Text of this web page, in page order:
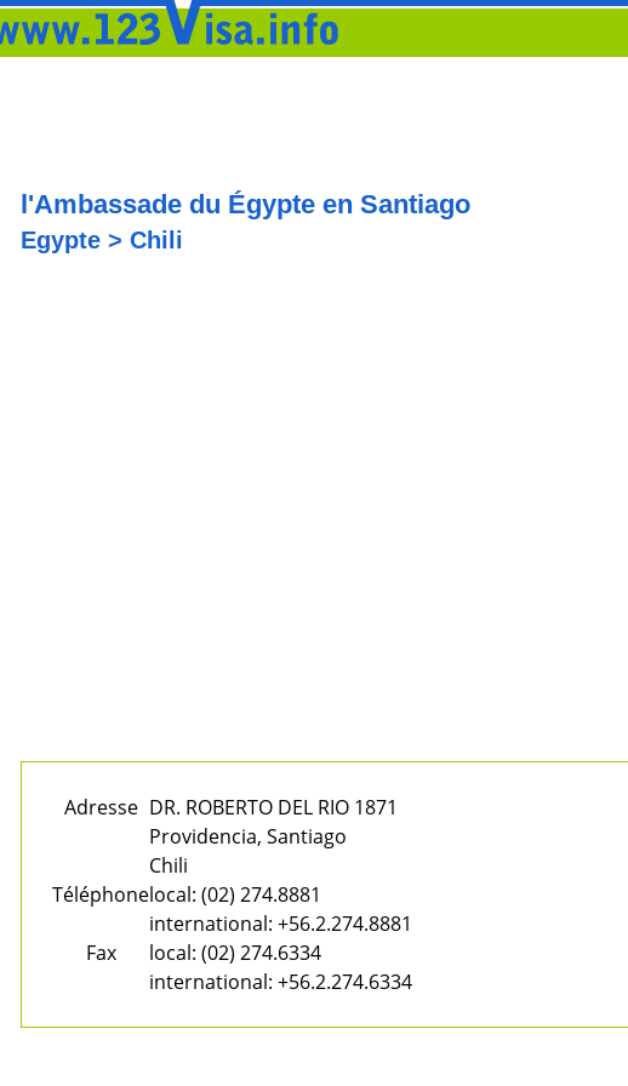
l'Ambassade du Égypte en Santiago
Egypte > Chili
Adresse DR. ROBERTO DEL RIO 1871
Providencia, Santiago
Chili
Téléphonelocal: (02) 274.8881
international: +56.2.274.8881
Fax
local: (02) 274.6334
international: +56.2.274.6334